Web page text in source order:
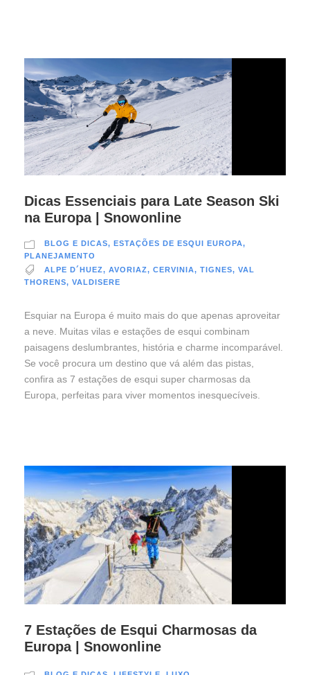
Dicas Essenciais para Late Season Ski
na Europa | Snowonline
BLOG E DICAS, ESTAÇÕES DE ESQUI EUROPA,
PLANEJAMENTO
ALPE D´HUEZ, AVORIAZ, CERVINIA, TIGNES, VAL
THORENS, VALDISERE
Esquiar na Europa é muito mais do que apenas aproveitar
a neve. Muitas vilas e estações de esqui combinam
paisagens deslumbrantes, história e charme incomparável.
Se você procura um destino que vá além das pistas,
confira as 7 estações de esqui super charmosas da
Europa, perfeitas para viver momentos inesquecíveis.
7 Estações de Esqui Charmosas da
Europa | Snowonline